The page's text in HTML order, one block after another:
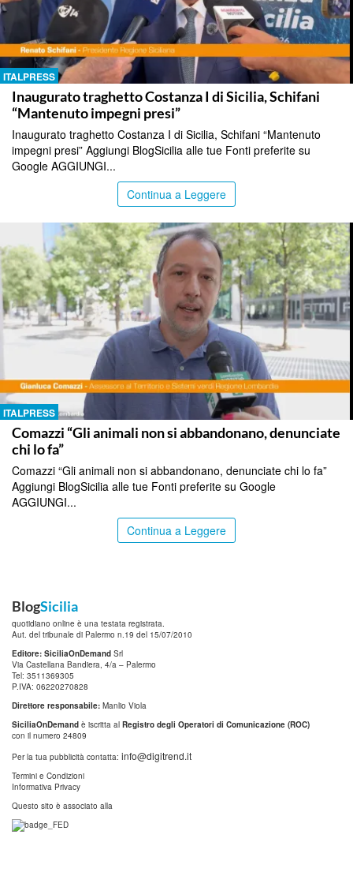
ITALPRESS
Inaugurato traghetto Costanza I di Sicilia, Schifani
“Mantenuto impegni presi”
Inaugurato traghetto Costanza I di Sicilia, Schifani “Mantenuto
impegni presi” Aggiungi BlogSicilia alle tue Fonti preferite su
Google AGGIUNGI...
Continua a Leggere
ITALPRESS
Comazzi “Gli animali non si abbandonano, denunciate
chi lo fa”
Comazzi “Gli animali non si abbandonano, denunciate chi lo fa”
Aggiungi BlogSicilia alle tue Fonti preferite su Google
AGGIUNGI...
Continua a Leggere
BlogSicilia
quotidiano online è una testata registrata.
Aut. del tribunale di Palermo n.19 del 15/07/2010
Editore: SiciliaOnDemand Srl
Via Castellana Bandiera, 4/a – Palermo
Tel: 3511369305
P.IVA: 06220270828
Direttore responsabile: Manlio Viola
SiciliaOnDemand è iscritta al Registro degli Operatori di Comunicazione (ROC)
con il numero 24809
Per la tua pubblicità contatta: info@digitrend.it
Termini e Condizioni
Informativa Privacy
Questo sito è associato alla